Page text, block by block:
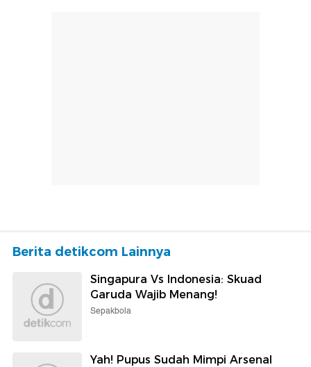
Berita detikcom Lainnya
Singapura Vs Indonesia: Skuad
Garuda Wajib Menang!
Sepakbola
Yah! Pupus Sudah Mimpi Arsenal